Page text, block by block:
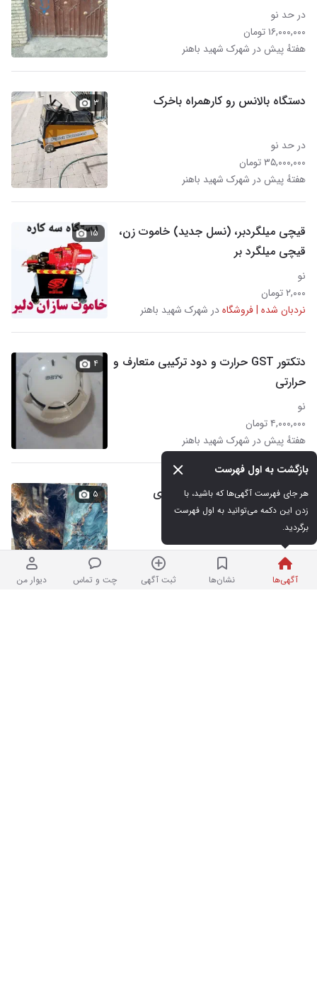
آگهی‌ها
بازگشت به اول فهرست
برگردید.
نشان‌ها ثبت آگهی چت و تماس دیوار من
در حد نو
۱۶,۰۰۰,۰۰۰ تومان
هفتهٔ پیش در شهرک شهید باهنر
دستگاه بالانس رو کارهمراه باخرک
در حد نو
۳۵,۰۰۰,۰۰۰ تومان
هفتهٔ پیش در شهرک شهید باهنر
۳
قیچی میلگردبر، (نسل جدید) خاموت زن،
قیچی میلگرد بر
نو
۲,۰۰۰ تومان
نردبان شده | فروشگاهدر شهرک شهید باهنر
۱۵
دتکتور GST حرارت و دود ترکیبی متعارف و
حرارتی
نو
۴,۰۰۰,۰۰۰ تومان
هفتهٔ پیش در شهرک شهید باهنر
۴
کاشی سرامیک ارزان جهت بازسازی
نو
۳۵,۰۰۰ تومان
نردبان شده | فروشگاهدر شهرک شهید باهنر
۵